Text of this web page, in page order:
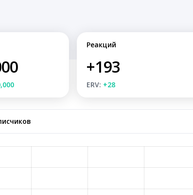
Реакций
+193
ERV: +28